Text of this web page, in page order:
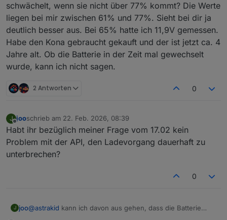
ansonsten pendelt bei mir der ladestand der 12v
zwischen 70 und 95%.
schwächelt, wenn sie nicht über 77% kommt? Die Werte
liegen bei mir zwischen 61% und 77%. Sieht bei dir ja
deutlich besser aus. Bei 65% hatte ich 11,9V gemessen.
Habe den Kona gebraucht gekauft und der ist jetzt ca. 4
Jahre alt. Ob die Batterie in der Zeit mal gewechselt
wurde, kann ich nicht sagen.
2 Antworten 0
J
Offline
jooschrieb am 22. Feb. 2026, 08:39
zuletzt editiert von
Habt ihr bezüglich meiner Frage vom 17.02 kein
Problem mit der API, den Ladevorgang dauerhaft zu
unterbrechen?
0
J joo@astrakid kann ich davon aus gehen, dass die Batterie